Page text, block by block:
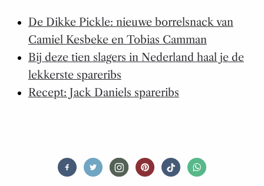
De Dikke Pickle: nieuwe borrelsnack van
Camiel Kesbeke en Tobias Camman
Bij deze tien slagers in Nederland haal je de
lekkerste spareribs
Recept: Jack Daniels spareribs